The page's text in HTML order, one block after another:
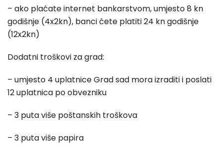
– ako plaćate internet bankarstvom, umjesto 8 kn
godišnje (4x2kn), banci ćete platiti 24 kn godišnje
(12x2kn)
Dodatni troškovi za grad:
– umjesto 4 uplatnice Grad sad mora izraditi i poslati
12 uplatnica po obvezniku
– 3 puta više poštanskih troškova
– 3 puta više papira